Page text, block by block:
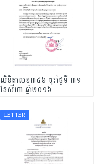
លិខិតលេខ៣៤៦ ចុះថ្ងៃទី ៣១
ខែសីហា ឆ្នាំ២០១៦
LETTER